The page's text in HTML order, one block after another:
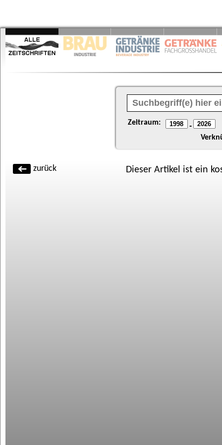
Zeitraum: -
zurück Dieser Artikel ist ein